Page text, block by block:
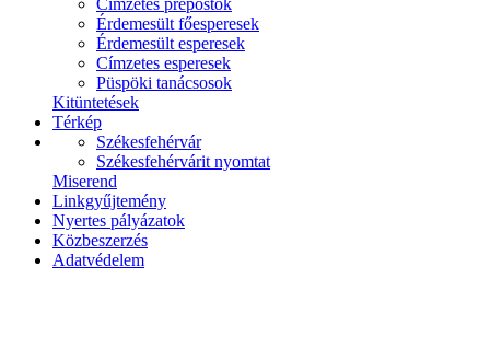
Címzetes prépostok
Érdemesült főesperesek
Érdemesült esperesek
Címzetes esperesek
Püspöki tanácsosok
Kitüntetések
Térkép
Székesfehérvár
Székesfehérvárit nyomtat
Miserend
Linkgyűjtemény
Nyertes pályázatok
Közbeszerzés
Adatvédelem